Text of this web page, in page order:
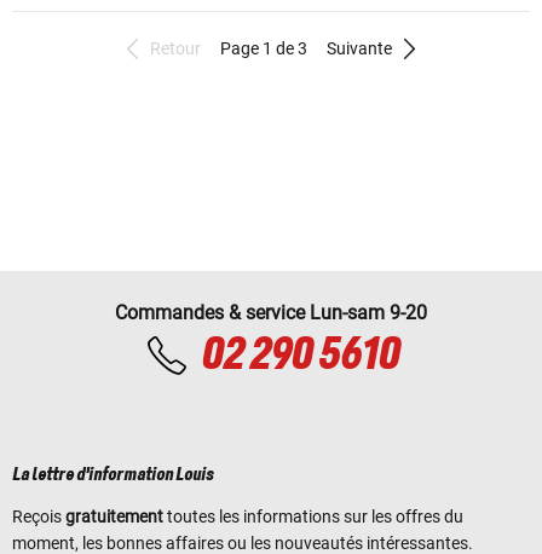
Retour Page 1 de 3 Suivante
Commandes & service Lun-sam 9-20
02 290 5610
La lettre d'information Louis
Reçoisgratuitementtoutes les informations sur les offres du
moment, les bonnes affaires ou les nouveautés intéressantes.